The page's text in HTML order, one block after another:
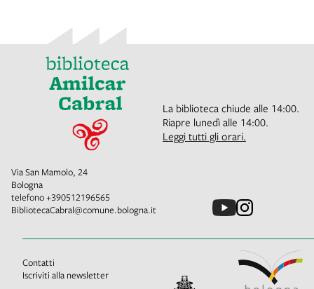
La biblioteca chiude alle 14:00.
Riapre lunedì alle 14:00.
Leggi tutti gli orari.
Via San Mamolo, 24
Bologna
telefono+390512196565
BibliotecaCabral@comune.bologna.it
Contatti
Iscriviti alla newsletter